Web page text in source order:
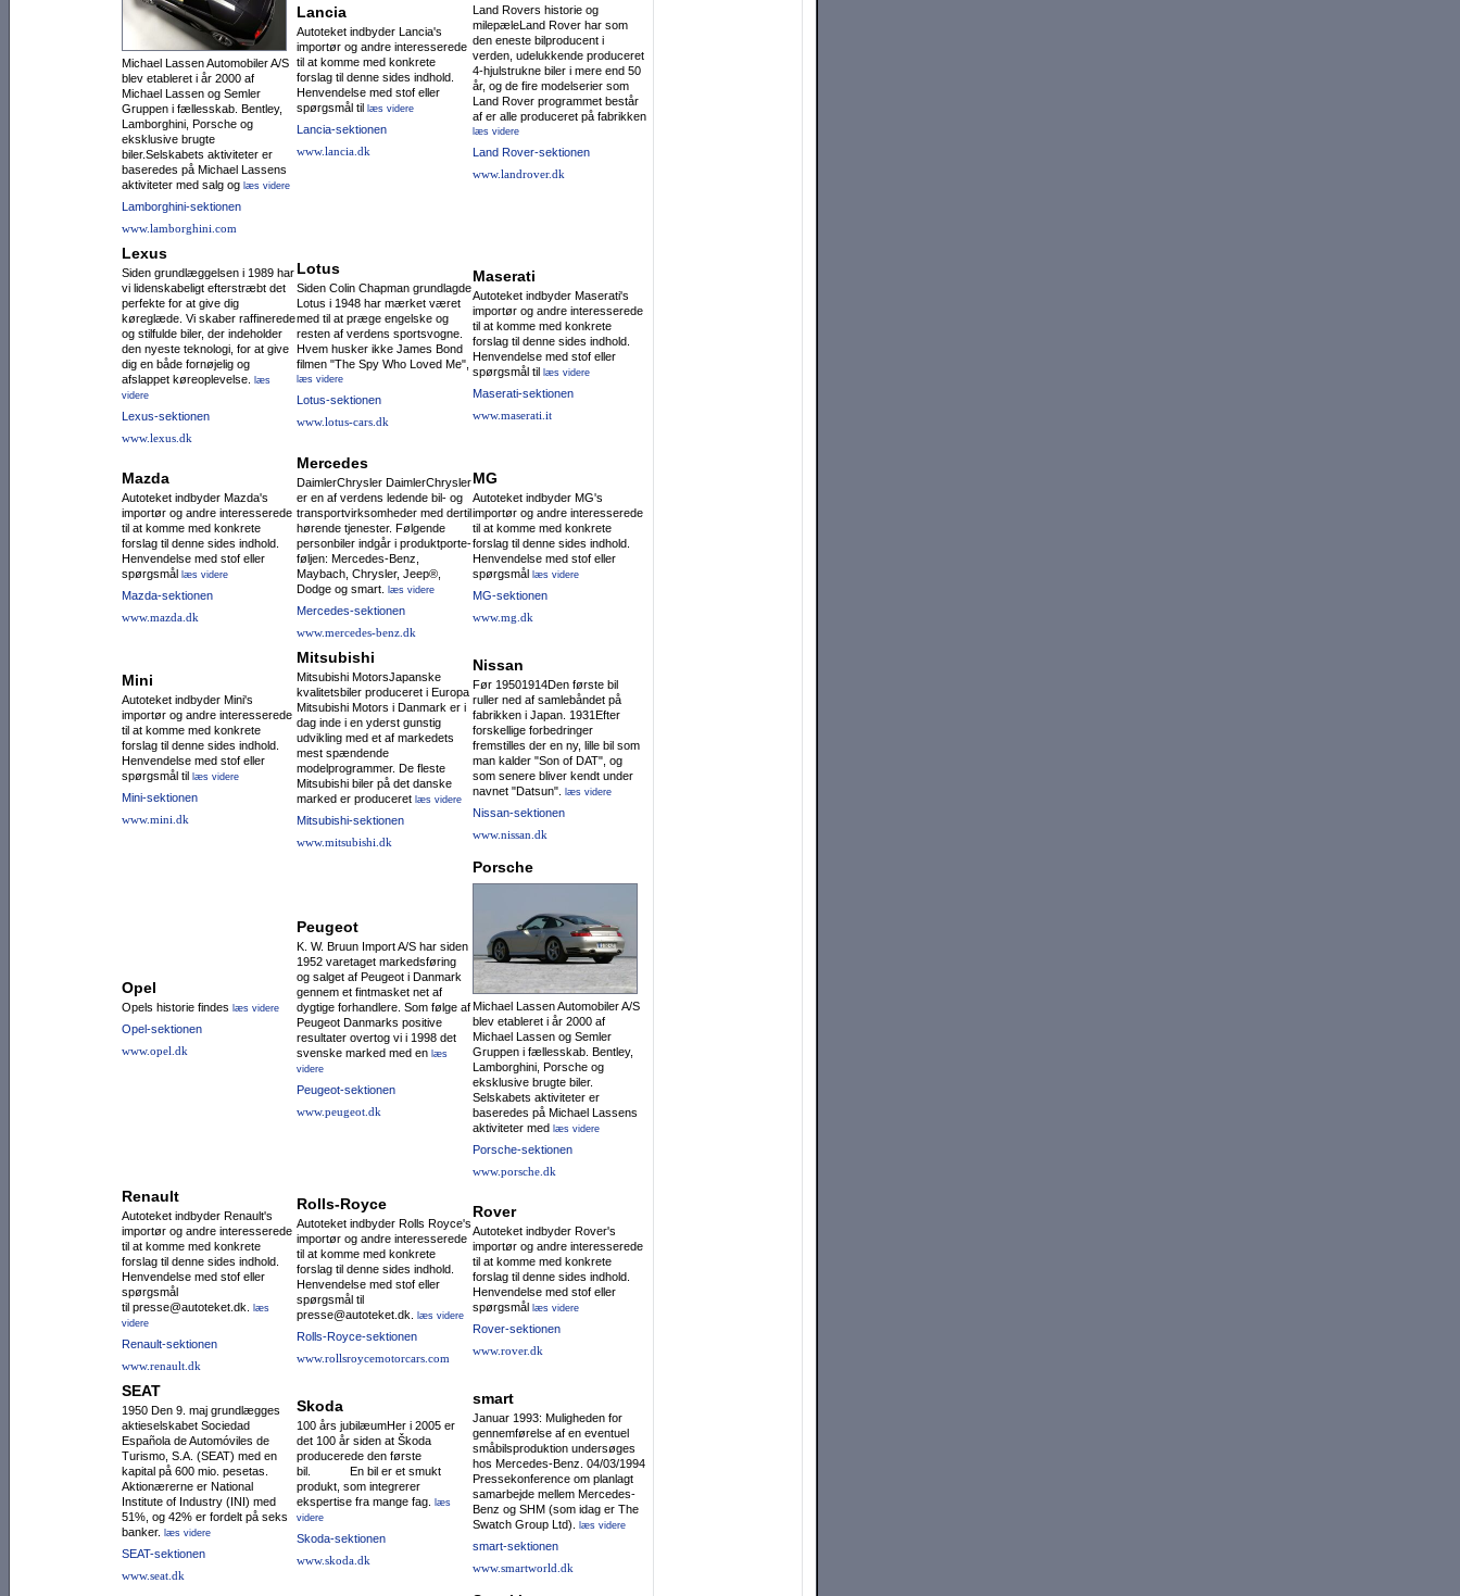
Michael Lassen Automobiler A/S
blev etableret i år 2000 af
Michael Lassen og Semler
Gruppen i fællesskab. Bentley,
Lamborghini, Porsche og
eksklusive brugte
biler.Selskabets aktiviteter er
baseredes på Michael Lassens
aktiviteter med salg og læs videre
Lamborghini-sektionen
www.lamborghini.com
Lancia
Autoteket indbyder Lancia's
importør og andre interesserede
til at komme med konkrete
forslag til denne sides indhold.
Henvendelse med stof eller
spørgsmål til læs videre
Lancia-sektionen
www.lancia.dk
Land Rovers historie og
milepæleLand Rover har som
den eneste bilpro­ducent i
verden, udelukkende produceret
4-hjulstrukne biler i mere end 50
år, og de fire modelse­rier som
Land Rover programmet består
af er alle produceret på fabrikken
læs videre
Land Rover-sektionen
www.landrover.dk
Lexus
Siden grundlæggelsen i 1989 har
vi lidenskabeligt efterstræbt det
perfekte for at give dig
køreglæde. Vi skaber raffinerede
og stilfulde biler, der indeholder
den nyeste teknologi, for at give
dig en både fornøjelig og
afslappet køreoplevelse.
læs
videre
Lexus-sektionen
www.lexus.dk
Lotus
Siden Colin Chapman grundlagde
Lotus i 1948 har mærket været
med til at præge engelske og
resten af verdens sportsvogne.
Hvem husker ikke James Bond
filmen "The Spy Who Loved Me",
læs videre
Lotus-sektionen
www.lotus-cars.dk
Maserati
Autoteket indbyder Maserati's
importør og andre interesserede
til at komme med konkrete
forslag til denne sides indhold.
Henvendelse med stof eller
spørgsmål til læs videre
Maserati-sektionen
www.maserati.it
Mazda
Autoteket indbyder Mazda's
importør og andre interesserede
til at komme med konkrete
forslag til denne sides indhold.
Henvendelse med stof eller
spørgsmål læs videre
Mazda-sektionen
www.mazda.dk
Mercedes
DaimlerChrysler DaimlerChrysler
er en af verdens ledende bil- og
transportvirksom­heder med dertil
hørende tjenester. Følgende
personbiler indgår i produktporte­
føljen: Mercedes-Benz,
Maybach, Chrysler, Jeep®,
Dodge og smart.
læs videre
Mercedes-sektionen
www.mercedes-benz.dk
MG
Autoteket indbyder MG's
importør og andre interesserede
til at komme med konkrete
forslag til denne sides indhold.
Henvendelse med stof eller
spørgsmål læs videre
MG-sektionen
www.mg.dk
Mini
Autoteket indbyder Mini's
importør og andre interesserede
til at komme med konkrete
forslag til denne sides indhold.
Henvendelse med stof eller
spørgsmål til læs videre
Mini-sektionen
www.mini.dk
Mitsubishi
Mitsubishi MotorsJapanske
kvalitetsbiler produceret i Europa
Mitsubishi Motors i Danmark er i
dag inde i en yderst gunstig
udvikling med et af markedets
mest spændende
modelprogrammer. De fleste
Mitsubishi biler på det danske
marked er produceret læs videre
Mitsubishi-sektionen
www.mitsubishi.dk
Nissan
Før 19501914Den første bil
ruller ned af samlebåndet på
fabrikken i Japan. 1931Efter
forskellige forbedringer
fremstilles der en ny, lille bil som
man kalder "Son of DAT", og
som senere bliver kendt under
navnet "Datsun".
læs videre
Nissan-sektionen
www.nissan.dk
Opel
Opels historie findes læs videre
Opel-sektionen
www.opel.dk
Peugeot
K. W. Bruun Import A/S har siden
1952 varetaget markedsføring
og salget af Peugeot i Danmark
gennem et fintmasket net af
dygtige forhandlere. Som følge af
Peugeot Danmarks positive
resultater overtog vi i 1998 det
svenske marked med en læs
videre
Peugeot-sektionen
www.peugeot.dk
Porsche
Michael Lassen Auto­mobiler A/S
blev etableret i år 2000 af
Michael Lassen og Semler
Gruppen i fællesskab. Bentley,
Lamborghini, Por­sche og
eksklusive brugte biler.
Selskabets aktiviteter er
baseredes på Michael Lassens
aktiviteter med læs videre
Porsche-sektionen
www.porsche.dk
Renault
Autoteket indbyder Renault's
importør og andre interesserede
til at komme med konkrete
forslag til denne sides indhold.
Henvendelse med stof eller
spørgsmål
til presse@autoteket.dk.
læs
videre
Renault-sektionen
www.renault.dk
Rolls-Royce
Autoteket indbyder Rolls Royce's
importør og andre interesserede
til at komme med konkrete
forslag til denne sides indhold.
Henvendelse med stof eller
spørgsmål til
presse@autoteket.dk.
læs videre
Rolls-Royce-sektionen
www.rollsroycemotorcars.com
Rover
Autoteket indbyder Rover's
importør og andre interesserede
til at komme med konkrete
forslag til denne sides indhold.
Henvendelse med stof eller
spørgsmål læs videre
Rover-sektionen
www.rover.dk
SEAT
1950 Den 9. maj grundlægges
aktieselskabet Sociedad
Española de Auto­mó­viles de
Turismo, S.A. (SEAT) med en
kapital på 600 mio. pesetas.
Aktio­nærerne er National
Institute of Industry (INI) med
51%, og 42% er fordelt på seks
banker.
læs videre
SEAT-sektionen
www.seat.dk
Skoda
100 års jubilæumHer i 2005 er
det 100 år siden at Škoda
producerede den første
bil. En bil er et smukt
produkt, som integrerer
ekspertise fra mange fag.
læs
videre
Skoda-sektionen
www.skoda.dk
smart
Januar 1993: Muligheden for
gennemførelse af en eventuel
småbilsproduktion undersøges
hos Mercedes-Benz. 04/03/1994
Pressekonference om planlagt
samarbejde mellem Mercedes-
Benz og SHM (som idag er The
Swatch Group Ltd).
læs videre
smart-sektionen
www.smartworld.dk